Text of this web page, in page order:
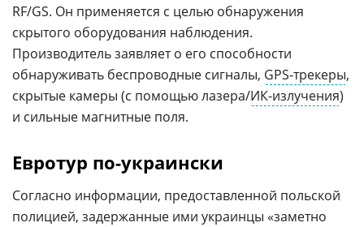
RF/GS. Он применяется с целью обнаружения
скрытого оборудования наблюдения.
Производитель заявляет о его способности
обнаруживать беспроводные сигналы, GPS-трекеры,
скрытые камеры (с помощью лазера/ИК-излучения)
и сильные магнитные поля.
Евротур по-украински
Согласно информации, предоставленной польской
полицией, задержанные ими украинцы «заметно